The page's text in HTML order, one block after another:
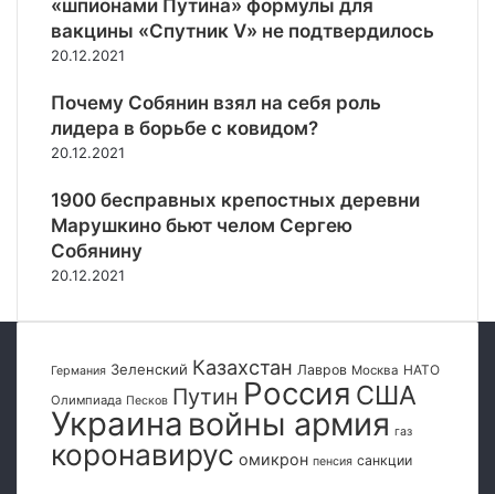
ж
е
н
б
о
л
е
1
0
0
н
а
л
т
о
м
ч
т
о
н
и
с
е
т
а
и
к
у
«шпионами Путина» формулы для
вакцины «Спутник V» не подтвердилось
20.12.2021
Почему Собянин взял на себя роль
лидера в борьбе с ковидом?
20.12.2021
1900 бесправных крепостных деревни
Марушкино бьют челом Сергею
Собянину
20.12.2021
Германия Зеленский Казахстан Лавров Москва НАТО
Олимпиада Песков Путин Россия США
Украина войны армия газ
коронавирус омикрон пенсия санкции